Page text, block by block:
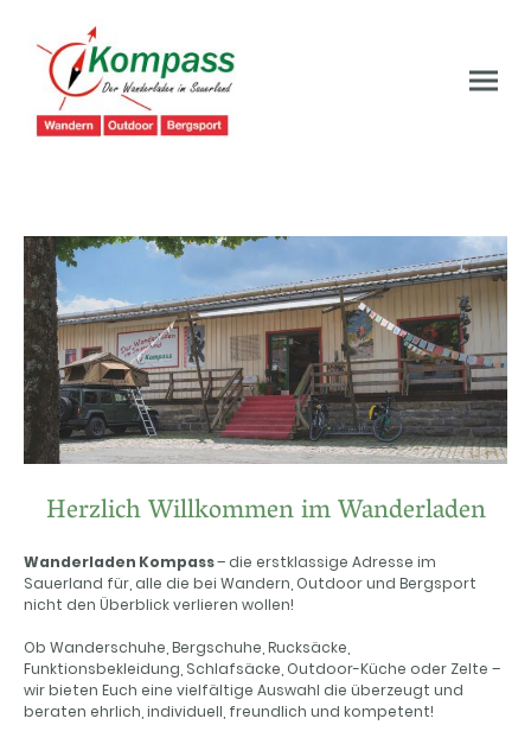
Herzlich Willkommen im Wanderladen
Wanderladen Kompass– die erstklassige Adresse im
Sauerland für, alle die bei Wandern, Outdoor und Bergsport
nicht den Überblick verlieren wollen!
Ob Wanderschuhe, Bergschuhe, Rucksäcke,
Funktionsbekleidung, Schlafsäcke, Outdoor-Küche oder Zelte –
wir bieten Euch eine vielfältige Auswahl die überzeugt und
beraten ehrlich, individuell, freundlich und kompetent!